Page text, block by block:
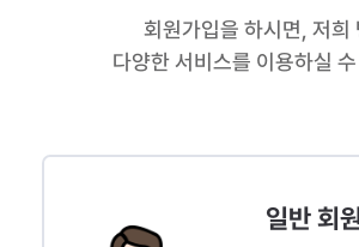
회원가입을 하시면, 저희
다양한 서비스를 이용하실
일반 회